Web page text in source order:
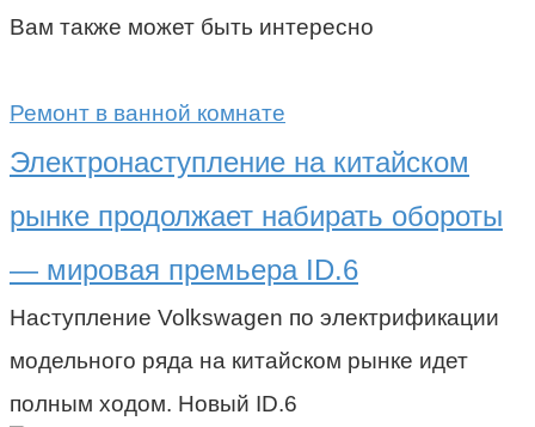
Вам также может быть интересно
Ремонт в ванной комнате
Электронаступление на китайском
рынке продолжает набирать обороты
— мировая премьера ID.6
Наступление Volkswagen по электрификации
модельного ряда на китайском рынке идет
полным ходом. Новый ID.6